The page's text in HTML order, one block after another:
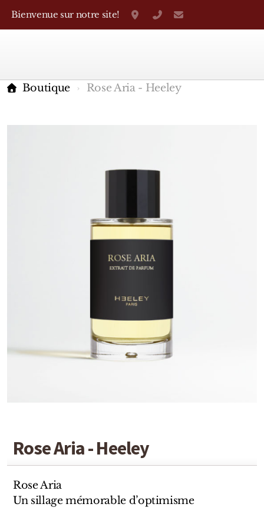
Bienvenue sur notre site! Grand-Rue 38, Genève
+41 22 310 38 75
Boutique Rose Aria - Heeley
Rose Aria - Heeley
Rose Aria
Un sillage mémorable d’optimisme
Isabelle Burdel
The Different Company
Robert Piguet